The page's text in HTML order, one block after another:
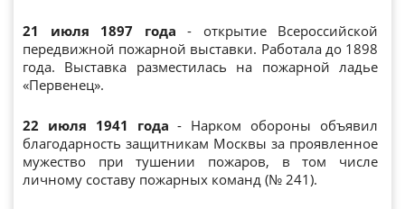
21 июля 1897 года - открытие Всероссийской
передвижной пожарной выставки. Работала до 1898
года. Выставка разместилась на пожарной ладье
«Первенец».
22 июля 1941 года - Нарком обороны объявил
благодарность защитникам Москвы за проявленное
мужество при тушении пожаров, в том числе
личному составу пожарных команд (№ 241).